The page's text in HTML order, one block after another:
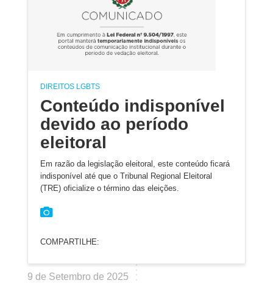
DIREITOS LGBTS
Conteúdo indisponível
devido ao período
eleitoral
Em razão da legislação eleitoral, este conteúdo ficará
indisponível até que o Tribunal Regional Eleitoral
(TRE) oficialize o término das eleições.
COMPARTILHE:
9 de Setembro de 2025